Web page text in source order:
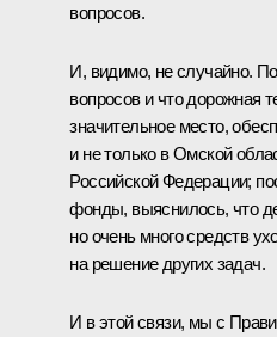
вопросов.
И, видимо, не случайно.
вопросов и что дорожная
значительное место,
и не только в Омской
Российской Федерации;
фонды, выяснилось, что
но очень много средств
на решение других задач.
И в этой связи, мы с